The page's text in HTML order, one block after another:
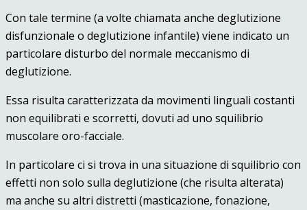
Con tale termine (a volte chiamata anche deglutizione
disfunzionale o deglutizione infantile) viene indicato un
particolare disturbo del normale meccanismo di
deglutizione.
Essa risulta caratterizzata da movimenti linguali costanti
non equilibrati e scorretti, dovuti ad uno squilibrio
muscolare oro-facciale.
In particolare ci si trova in una situazione di squilibrio con
effetti non solo sulla deglutizione (che risulta alterata)
ma anche su altri distretti (masticazione, fonazione,